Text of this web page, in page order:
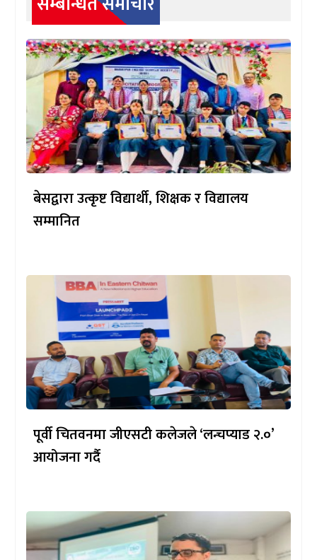
बेसद्वारा उत्कृष्ट विद्यार्थी, शिक्षक र विद्यालय
सम्मानित
पूर्वी चितवनमा जीएसटी कलेजले ‘लन्चप्याड २.०’
आयोजना गर्दै